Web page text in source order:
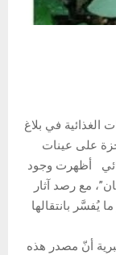
الغذائية في بلاغ
على عينات
أظهرت وجود
مع رصد آثار
يُفسَّر بانتقالها
أنّ مصدر هذه